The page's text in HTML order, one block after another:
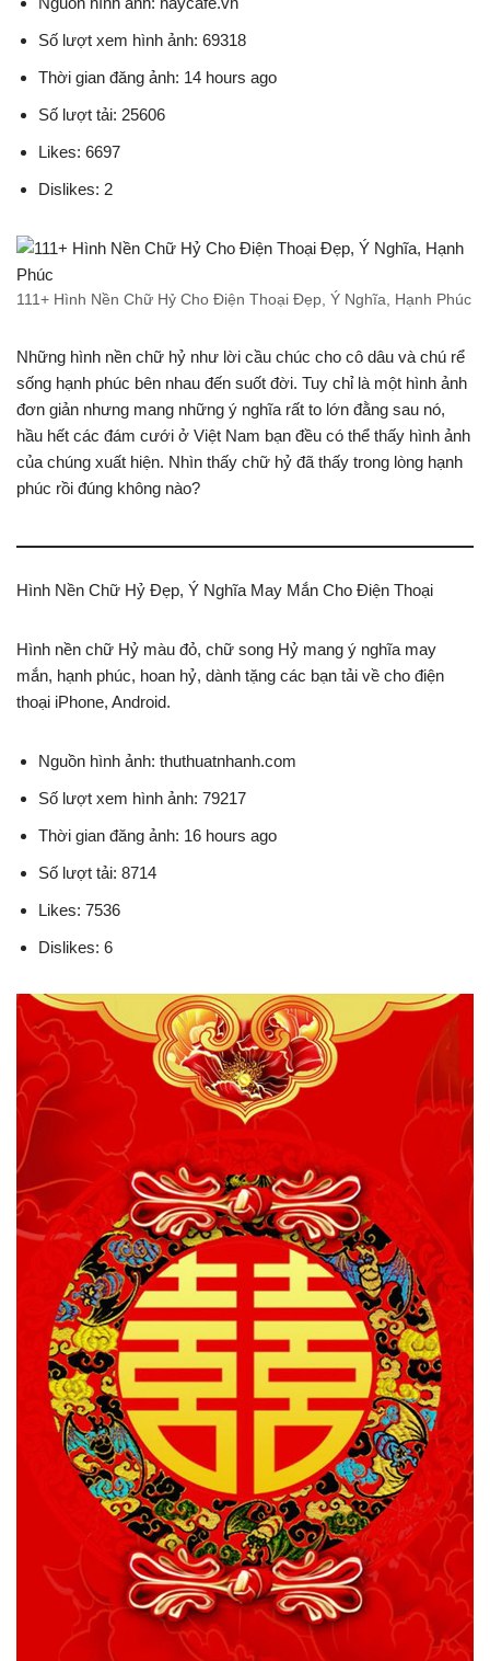
Số lượt xem hình ảnh: 69318
Thời gian đăng ảnh: 14 hours ago
Số lượt tải: 25606
Likes: 6697
Dislikes: 2
111+ Hình Nền Chữ Hỷ Cho Điện Thoại Đẹp, Ý Nghĩa, Hạnh Phúc
Những hình nền chữ hỷ như lời cầu chúc cho cô dâu và chú rể
sống hạnh phúc bên nhau đến suốt đời. Tuy chỉ là một hình ảnh
đơn giản nhưng mang những ý nghĩa rất to lớn đằng sau nó,
hầu hết các đám cưới ở Việt Nam bạn đều có thể thấy hình ảnh
của chúng xuất hiện. Nhìn thấy chữ hỷ đã thấy trong lòng hạnh
phúc rồi đúng không nào?
Hình Nền Chữ Hỷ Đẹp, Ý Nghĩa May Mắn Cho Điện Thoại
Hình nền chữ Hỷ màu đỏ, chữ song Hỷ mang ý nghĩa may
mắn, hạnh phúc, hoan hỷ, dành tặng các bạn tải về cho điện
thoại iPhone, Android.
Nguồn hình ảnh: thuthuatnhanh.com
Số lượt xem hình ảnh: 79217
Thời gian đăng ảnh: 16 hours ago
Số lượt tải: 8714
Likes: 7536
Dislikes: 6